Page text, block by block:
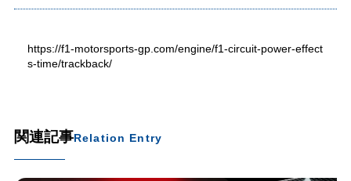
https://f1-motorsports-gp.com/engine/f1-circuit-power-effect
s-time/trackback/
関連記事Relation Entry